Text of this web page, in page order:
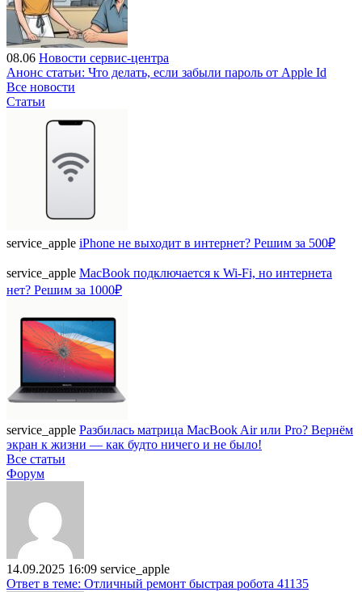
08.06 Новости сервис-центра
Анонс статьи: Что делать, если забыли пароль от Apple Id
Все новости
Статьи
service_apple iPhone не выходит в интернет? Решим за 500₽
service_apple MacBook подключается к Wi-Fi, но интернета
нет? Решим за 1000₽
service_apple Разбилась матрица MacBook Air или Pro? Вернём
экран к жизни — как будто ничего и не было!
Все статьи
Форум
14.09.2025 16:09 service_apple
Ответ в теме: Отличный ремонт быстрая робота 41135